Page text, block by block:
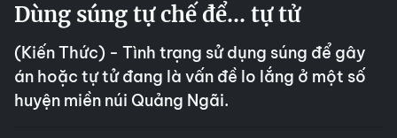
Dùng súng tự chế để... tự tử
(Kiến Thức) - Tình trạng sử dụng súng để gây
án hoặc tự tử đang là vấn đề lo lắng ở một số
huyện miền núi Quảng Ngãi.